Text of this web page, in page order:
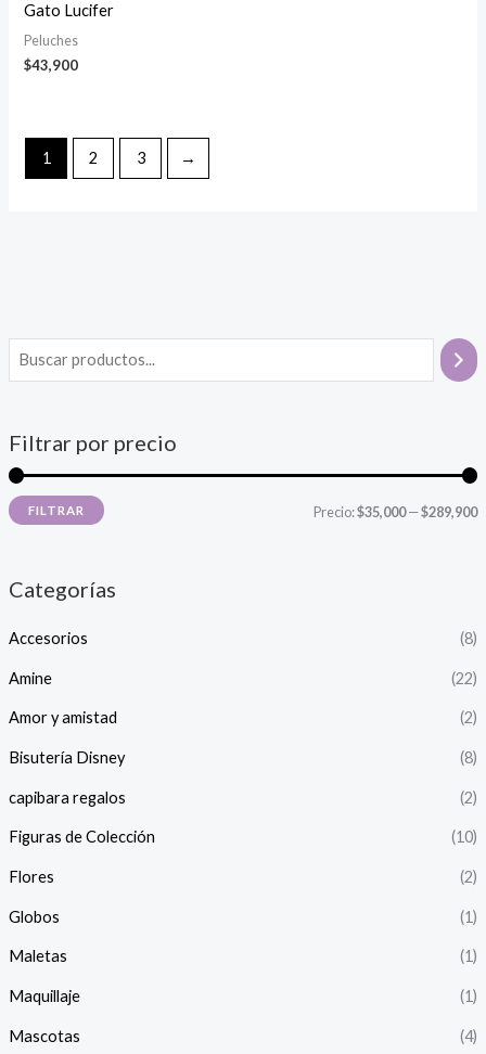
Filtrar por precio
PP
FILTRAR Precio:$35,000—$289,900
Categorías
Accesorios (8)
Amine (22)
Amor y amistad (2)
Bisutería Disney (8)
capibara regalos (2)
Figuras de Colección (10)
Flores (2)
Globos (1)
Maletas (1)
Maquillaje (1)
Mascotas (4)
Gato Lucifer
Peluches
$43,900
1 2 3 →